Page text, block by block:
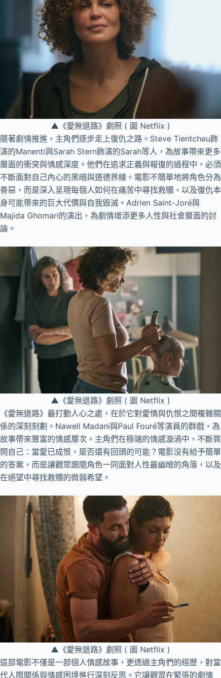
▲《愛無退路》劇照 ( 圖 Netflix )
隨著劇情推進，主角們逐步走上復仇之路。Steve Tientcheu飾
演的Manenti與Sarah Stern飾演的Sarah等人，為故事帶來更多
層面的衝突與情感深度。他們在追求正義與報復的過程中，必須
不斷面對自己內心的黑暗與道德界線。電影不簡單地將角色分為
善惡，而是深入呈現每個人如何在痛苦中尋找救贖，以及復仇本
身可能帶來的巨大代價與自我毀滅。Adrien Saint-Joré與
Majida Ghomari的演出，為劇情增添更多人性與社會層面的討
論。
▲《愛無退路》劇照 ( 圖 Netflix )
《愛無退路》最打動人心之處，在於它對愛情與仇恨之間複雜關
係的深刻刻劃。Nawell Madani與Paul Fouré等演員的群戲，為
故事帶來豐富的情感層次。主角們在極端的情感漩渦中，不斷質
問自己：當愛已成恨，是否還有回頭的可能？電影沒有給予簡單
的答案，而是讓觀眾跟隨角色一同面對人性最幽暗的角落，以及
在絕望中尋找救贖的微弱希望。
▲《愛無退路》劇照 ( 圖 Netflix )
這部電影不僅是一部個人情感故事，更透過主角們的經歷，對當
代人際關係與情感困境進行深刻反思。它讓觀眾在緊張的劇情